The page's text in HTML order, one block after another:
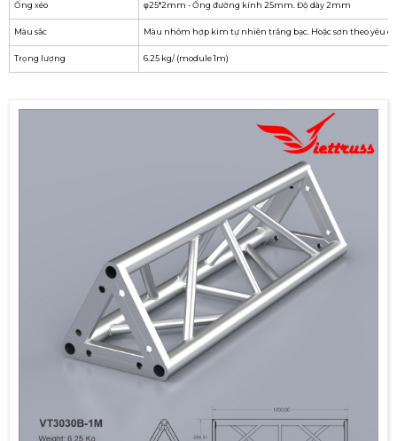
Ống xéo φ25*2mm - Ống đường kính 25mm. Độ dày 2mm
Màu sắc Màu nhôm hợp kim tự nhiên trắng bạc. Hoặc sơn theo yêu
Trọng lượng 6.25 kg/ (module 1m)